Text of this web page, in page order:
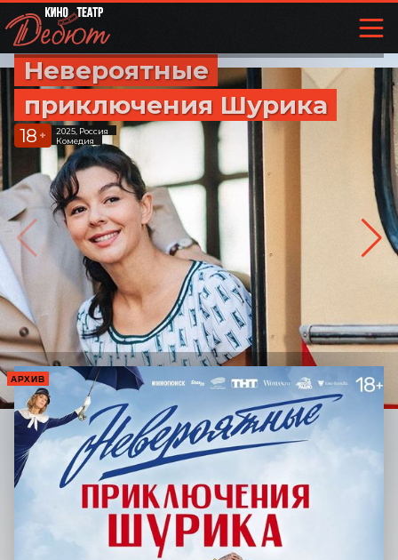
Невероятные
приключения Шурика
18 +
2025, Россия
Комедия
АРХИВ